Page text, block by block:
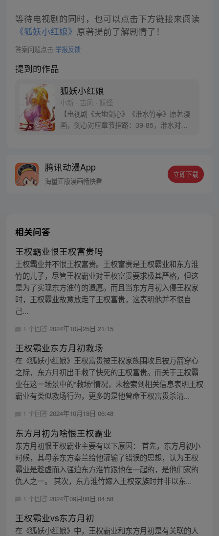
等待电视剧的同时，也可以点击下方链接来阅读
《狐妖小红娘》 原著提前了解剧情了！
答案问题点击 举报反馈
提到的作品
狐妖小红娘
小新 · 古风 · 妖怪
【电视剧《天地剑心》《淮水竹亭》原著漫
画，剑心对应章节指路：39-85，淮水对应
腾讯动漫App
海量正版漫画畅快看
立即下载
相关问答
王权霸业恨王权富贵吗
王权霸业并不恨王权富贵。王权富贵是王权霸业和东方淮
竹的儿子，尽管王权霸业对王权富贵要求极其严格，但这
是为了实现东方淮竹的遗愿。而且当东方月初入侵王权家
时，王权霸业故意放走了王权富贵，这表明他并不恨自
己...
1 个回答 2024年10月25日 21:15
王权霸业东方月初救场
在《狐妖小红娘》王权富贵被王权家族围攻且被万箭穿心
之际，东方月初出手救了快死的王权富贵。而关于王权霸
业在这一场景中的“救场”情况，未检索到相关信息表明王权
霸业有类似救场行为，更多的是他曾命王权富贵杀清...
1 个回答 2024年10月18日 06:48
东方月初为啥恨王权霸业
东方月初恨王权霸业主要有以下原因： 首先，东方月初小
时候，其母亲东方秦兰给他灌输了错误的思想，认为王权
霸业是趁虚而入强迫东方淮竹跟他在一起的，是他们家的
仇人之一。 其次，东方淮竹嫁入王权家族时并非以东...
1 个回答 2024年09月08日 04:58
王权霸业vs东方月初
在《狐妖小红娘》中，王权霸业和东方月初是有关联的人